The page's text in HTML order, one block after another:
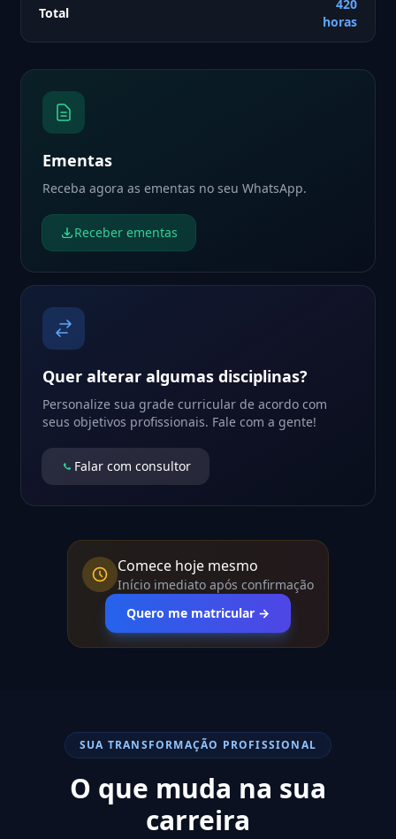
Total
420
horas
Ementas
Receba agora as ementas no seu WhatsApp.
Receber ementas
Quer alterar algumas disciplinas?
Personalize sua grade curricular de acordo com
seus objetivos profissionais. Fale com a gente!
Falar com consultor
Comece hoje mesmo
Início imediato após confirmação
Quero me matricular →
SUA TRANSFORMAÇÃO PROFISSIONAL
O que muda na sua
carreira